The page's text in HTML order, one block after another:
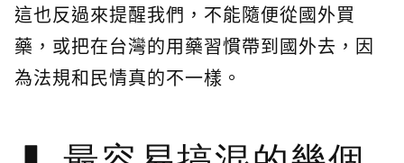
這也反過來提醒我們，不能隨便從國外買
藥，或把在台灣的用藥習慣帶到國外去，因
為法規和民情真的不一樣。